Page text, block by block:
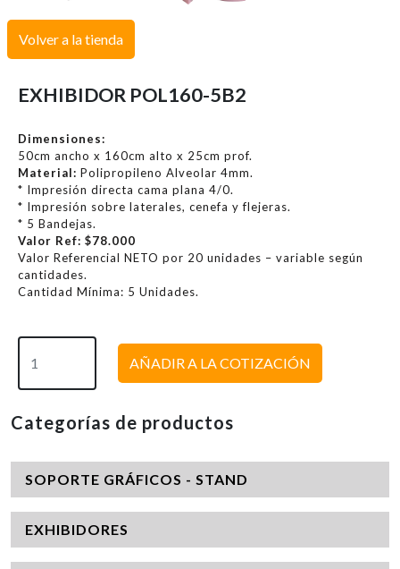
Volver a la tienda
EXHIBIDOR POL160-5B2
Dimensiones:
50cm ancho x 160cm alto x 25cm prof.
Material: Polipropileno Alveolar 4mm.
* Impresión directa cama plana 4/0.
* Impresión sobre laterales, cenefa y flejeras.
* 5 Bandejas.
Valor Ref: $78.000
Valor Referencial NETO por 20 unidades – variable según
cantidades.
Cantidad Mínima: 5 Unidades.
AÑADIR A LA COTIZACIÓN
Categorías de productos
SOPORTE GRÁFICOS - STAND
EXHIBIDORES